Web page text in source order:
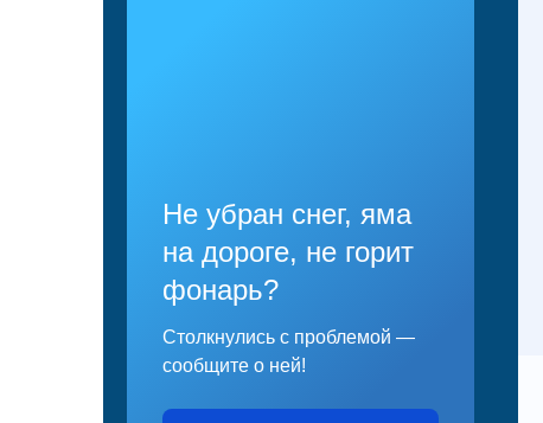
Не убран снег, яма
на дороге, не горит
фонарь?
Столкнулись с проблемой —
сообщите о ней!